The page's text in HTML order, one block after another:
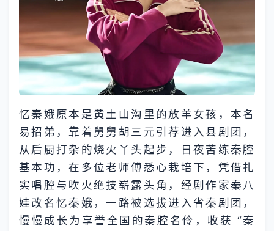
忆秦娥原本是黄土山沟里的放羊女孩，本名
易招弟，靠着舅舅胡三元引荐进入县剧团，
从后厨打杂的烧火丫头起步，日夜苦练秦腔
基本功，在多位老师傅悉心栽培下，凭借扎
实唱腔与吹火绝技崭露头角，经剧作家秦八
娃改名忆秦娥，一路被选拔进入省秦剧团，
慢慢成长为享誉全国的秦腔名伶，收获 “秦